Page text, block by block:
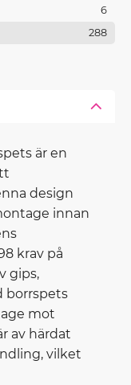
6
288
är en
design
innan
krav på
gips,
borrspets
mot
av härdat
vilket